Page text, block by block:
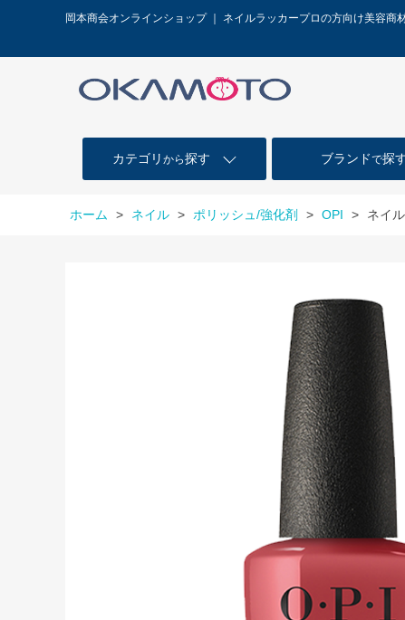
岡本商会オンラインショップ ｜ ネイルラッカープロの方向け美容商
カテゴリ から探す ブランドで探
ホーム > ネイル > ポリッシュ/強化剤 > OPI > ネイ